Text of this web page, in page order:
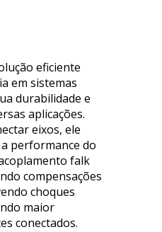
eficiente
em sistemas
durabilidade e
aplicações.
eixos, ele
performance do
falk
compensações
choques
maior
conectados.